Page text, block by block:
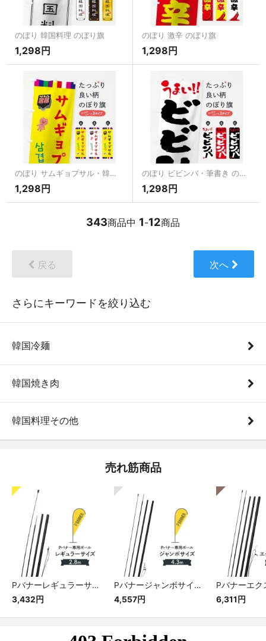
のぼり 韓国料理 のぼり旗
1,298円
のぼり 激辛 のぼり旗
1,298円
のぼり サムギョプサル・韓国料理 のぼり旗
1,298円
のぼり ビビンバ・筆書き のぼり旗
1,298円
343商品中 1-12商品
戻る 次へ
さらにキーワードを絞り込む
韓国冷麺
韓国焼き肉
韓国料理その他
売れ筋商品
Pバナーレギュラーサイズ専用ポール
3,432円
Pバナージャンボサイズ専用ポール
4,557円
6,311円